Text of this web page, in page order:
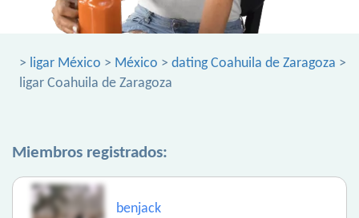
> ligar México > México > dating Coahuila de Zaragoza >
ligar Coahuila de Zaragoza
Miembros registrados:
benjack